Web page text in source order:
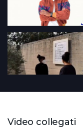
Video collegati